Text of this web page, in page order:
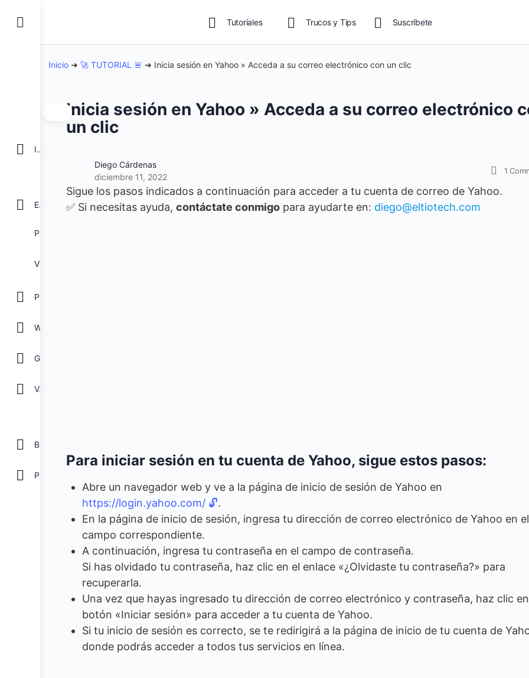
INICIO
EXCEL
VBA para Macros
GOOGLE
Ver todos
Biblioteca
Tutoriales Trucos y Tips Suscríbete
Inicio ➜ 🚀 TUTORIAL 🚨 ➜ Inicia sesión en Yahoo » Acceda a su correo electrónico con un clic
Inicia sesión en Yahoo » Acceda a su correo electrónico
un clic
Diego Cárdenas
diciembre 11, 2022
1
Sigue los pasos indicados a continuación para acceder a tu cuenta de correo de Yahoo.
✅ Si necesitas ayuda, contáctate conmigo para ayudarte en: diego@eltiotech.com
Para iniciar sesión en tu cuenta de Yahoo, sigue estos pasos:
Abre un navegador web y ve a la página de inicio de sesión de Yahoo en
https://login.yahoo.com/ 🔓.
En la página de inicio de sesión, ingresa tu dirección de correo electrónico de Yahoo en el
campo correspondiente.
A continuación, ingresa tu contraseña en el campo de contraseña.
Si has olvidado tu contraseña, haz clic en el enlace «¿Olvidaste tu contraseña?» para
recuperarla.
Una vez que hayas ingresado tu dirección de correo electrónico y contraseña, haz clic
botón «Iniciar sesión» para acceder a tu cuenta de Yahoo.
Si tu inicio de sesión es correcto, se te redirigirá a la página de inicio de tu cuenta de
donde podrás acceder a todos tus servicios en línea.